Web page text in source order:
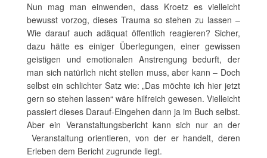
Nun mag man einwenden, dass Kroetz es vielleicht
bewusst vorzog, dieses Trauma so stehen zu lassen –
Wie darauf auch adäquat öffentlich reagieren? Sicher,
dazu hätte es einiger Überlegungen, einer gewissen
geistigen und emotionalen Anstrengung bedurft, der
man sich natürlich nicht stellen muss, aber kann – Doch
selbst ein schlichter Satz wie: „Das möchte ich hier jetzt
gern so stehen lassen“ wäre hilfreich gewesen. Vielleicht
passiert dieses Darauf-Eingehen dann ja im Buch selbst.
Aber ein Veranstaltungsbericht kann sich nur an der
Veranstaltung orientieren, von der er handelt, deren
Erleben dem Bericht zugrunde liegt.